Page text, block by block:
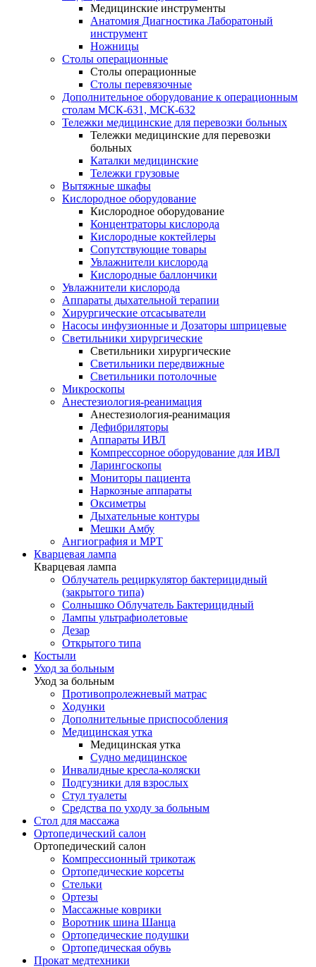
Медицинские инструменты
Анатомия Диагностика Лаборатоный
инструмент
Ножницы
Столы операционные
Столы операционные
Столы перевязочные
Дополнительное оборудование к операционным
столам МСК-631, МСК-632
Тележки медицинские для перевозки больных
Тележки медицинские для перевозки
больных
Каталки медицинские
Тележки грузовые
Вытяжные шкафы
Кислородное оборудование
Кислородное оборудование
Концентраторы кислорода
Кислородные коктейлеры
Сопутствующие товары
Увлажнители кислорода
Кислородные баллончики
Увлажнители кислорода
Аппараты дыхательной терапии
Хирургические отсасыватели
Насосы инфузионные и Дозаторы шприцевые
Светильники хирургические
Светильники хирургические
Светильники передвижные
Светильники потолочные
Микроскопы
Анестезиология-реанимация
Анестезиология-реанимация
Дефибриляторы
Аппараты ИВЛ
Компрессорное оборудование для ИВЛ
Ларингоскопы
Мониторы пациента
Наркозные аппараты
Оксиметры
Дыхательные контуры
Мешки Амбу
Ангиография и МРТ
Кварцевая лампа
Кварцевая лампа
Облучатель рециркулятор бактерицидный
(закрытого типа)
Солнышко Облучатель Бактерицидный
Лампы ультрафиолетовые
Дезар
Открытого типа
Костыли
Уход за больным
Уход за больным
Противопролежневый матрас
Ходунки
Дополнительные приспособления
Медицинская утка
Медицинская утка
Судно медицинское
Инвалидные кресла-коляски
Подгузники для взрослых
Стул туалеты
Средства по уходу за больным
Cтол для массажа
Ортопедический салон
Ортопедический салон
Компрессионный трикотаж
Ортопедические корсеты
Стельки
Ортезы
Массажные коврики
Воротник шина Шанца
Ортопедические подушки
Ортопедическая обувь
Прокат медтехники